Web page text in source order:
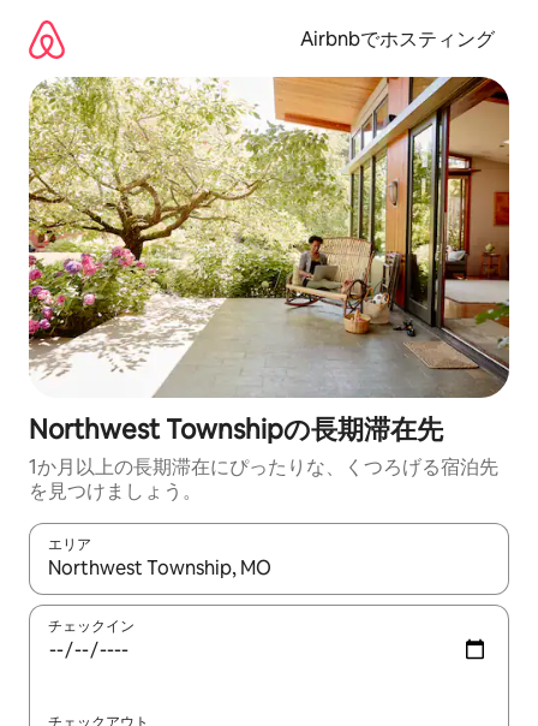
Airbnbでホスティング
Northwest Townshipの長期滞在先
1か月以上の長期滞在にぴったりな、くつろげる宿泊先
を見つけましょう。
エリア
検索結果が表示されたら、上下の矢印キーを使って移動するか
チェックイン
チェックアウト